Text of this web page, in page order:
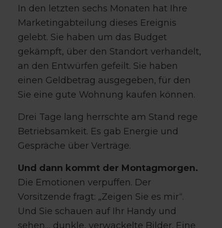
In den letzten sechs Monaten hat Ihre
Marketingabteilung dieses Ereignis
gelebt. Sie haben um das Budget
gekämpft, über den Standort verhandelt,
an den Entwürfen gefeilt. Sie haben
einen Geldbetrag ausgegeben, für den
Sie eine gute Wohnung kaufen können.
Drei Tage lang herrschte am Stand rege
Betriebsamkeit. Es gab Energie und
Gespräche über Verträge.
Und dann kommt der Montagmorgen.
Die Emotionen verpuffen. Der
Vorsitzende fragt: „Zeigen Sie es mir“.
Und Sie schauen auf Ihr Handy und
sehen… dunkle, verwackelte Bilder. Eine